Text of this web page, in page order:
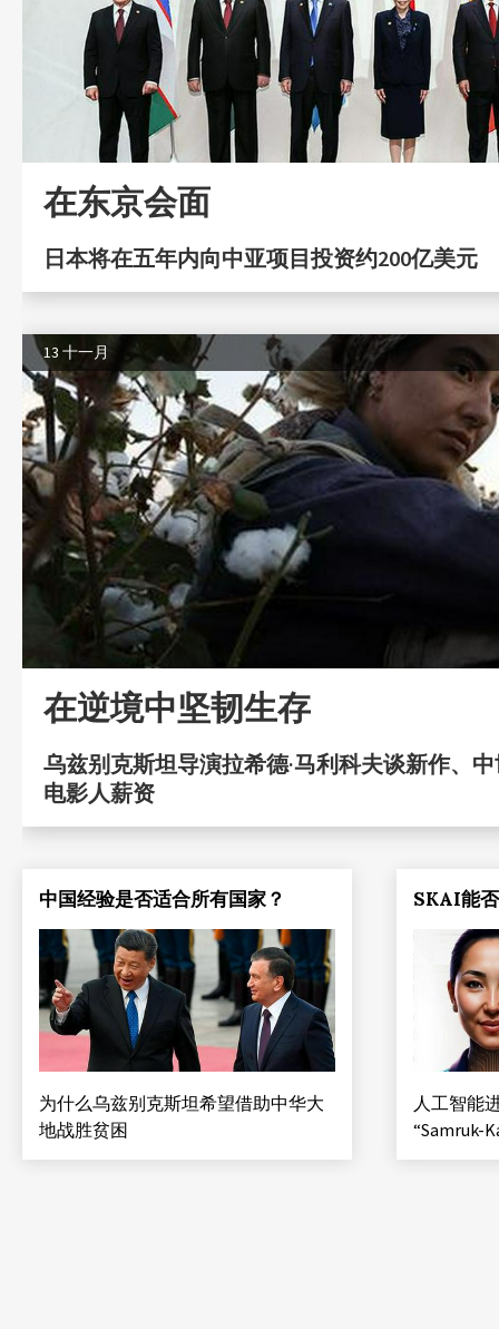
在东京会面
日本将在五年内向中亚项目投资约200亿美元
13 十一月
在逆境中坚韧生存
乌兹别克斯坦导演拉希德·马利科夫谈新作、
电影人薪资
中国经验是否适合所有国家？
为什么乌兹别克斯坦希望借助中华大
地战胜贫困
SKAI能
人工智能
“Samruk-